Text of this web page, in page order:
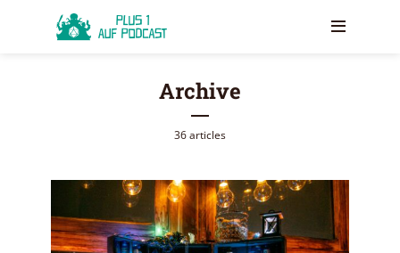
Archive
36 articles